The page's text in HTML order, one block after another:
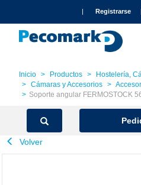
| Registrarse
Inicio Productos
Hostelería,
Cámaras y Accesorios
Soporte angular FERMOSTOCK
Volver